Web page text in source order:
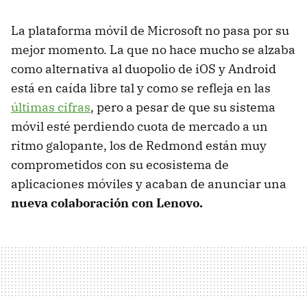
La plataforma móvil de Microsoft no pasa por su
mejor momento. La que no hace mucho se alzaba
como alternativa al duopolio de iOS y Android
está en caída libre tal y como se refleja en las
últimas cifras, pero a pesar de que su sistema
móvil esté perdiendo cuota de mercado a un
ritmo galopante, los de Redmond están muy
comprometidos con su ecosistema de
aplicaciones móviles y acaban de anunciar una
nueva colaboración con Lenovo.